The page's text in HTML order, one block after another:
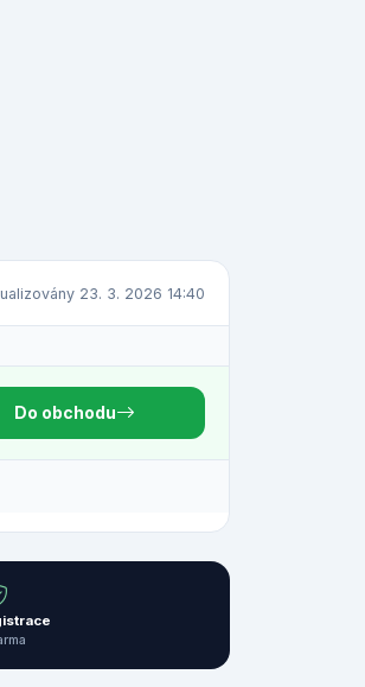
23. 3. 2026 14:40
Do obchodu